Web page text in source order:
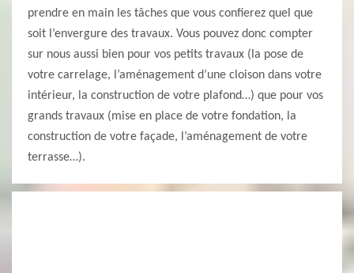
prendre en main les tâches que vous confierez quel que
soit l’envergure des travaux. Vous pouvez donc compter
sur nous aussi bien pour vos petits travaux (la pose de
votre carrelage, l’aménagement d’une cloison dans votre
intérieur, la construction de votre plafond…) que pour vos
grands travaux (mise en place de votre fondation, la
construction de votre façade, l’aménagement de votre
terrasse…).